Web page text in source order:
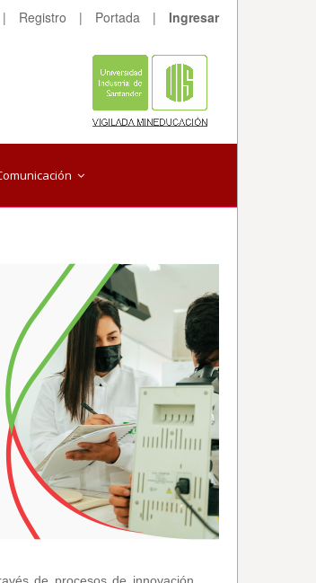
| Registro | Portada | Ingresar